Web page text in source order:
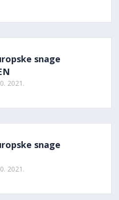
snage
2021.
snage
2021.